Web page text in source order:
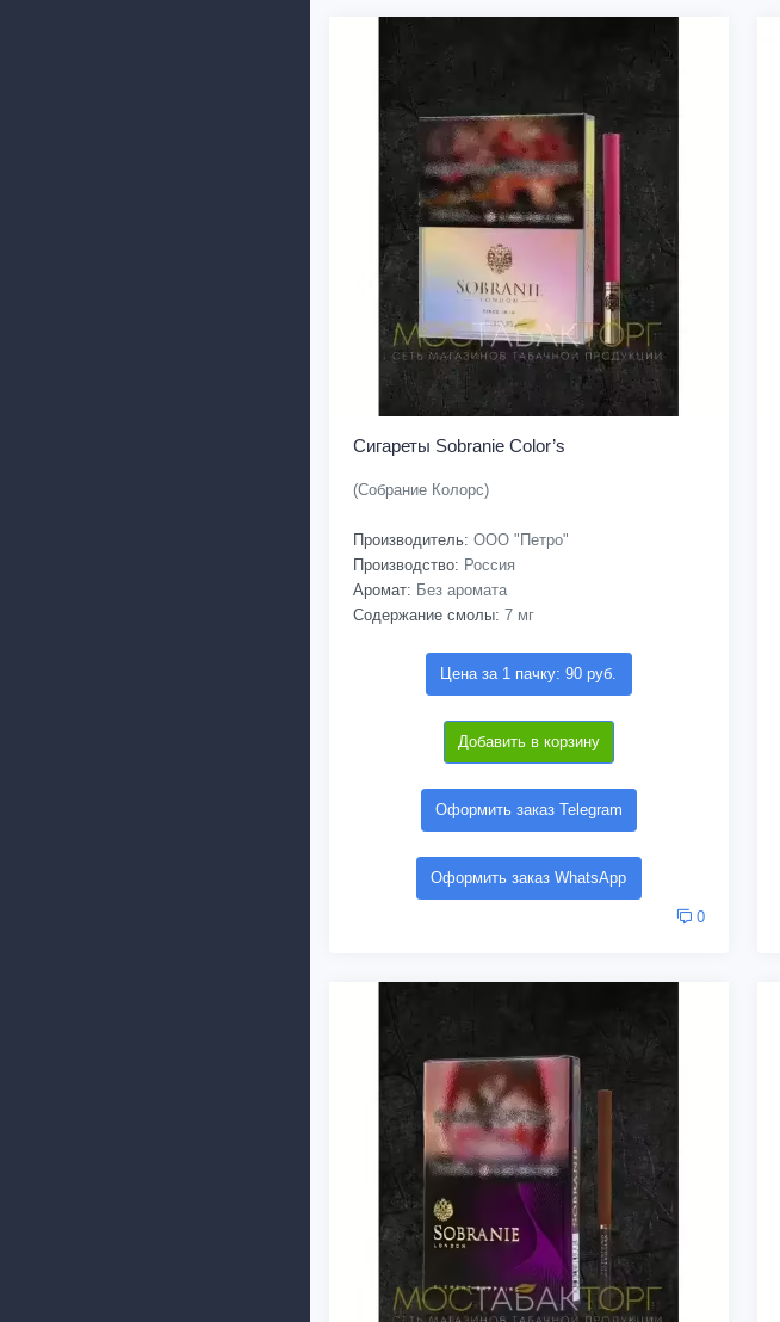
Сигареты Sobranie Color’s
(Собрание Колорс)
Производитель: ООО "Петро"
Производство: Россия
Аромат: Без аромата
Содержание смолы: 7 мг
Цена за 1 пачку: 90 руб.
Добавить в корзину
Оформить заказ Telegram
Оформить заказ WhatsApp
0